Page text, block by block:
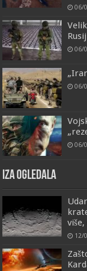
06/
06/
06/
06/
IZA OGLEDALA
12/